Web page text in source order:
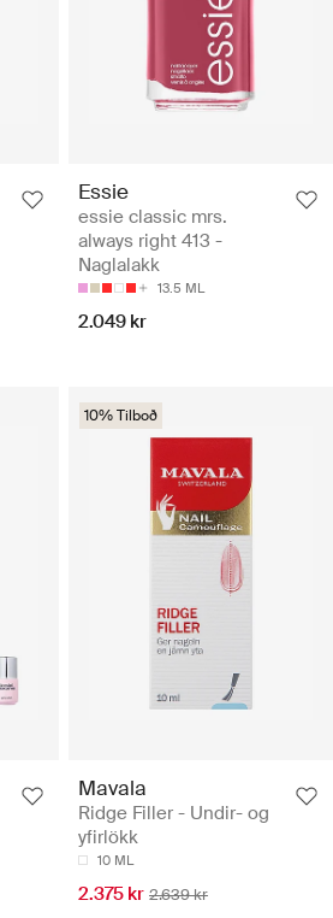
Essie
essie classic mrs.
always right 413 -
Naglalakk
13.5 ML
2.049 kr
10% Tilboð
Mavala
Ridge Filler - Undir- og
yfirlökk
10 ML
2.375 kr 2.639 kr